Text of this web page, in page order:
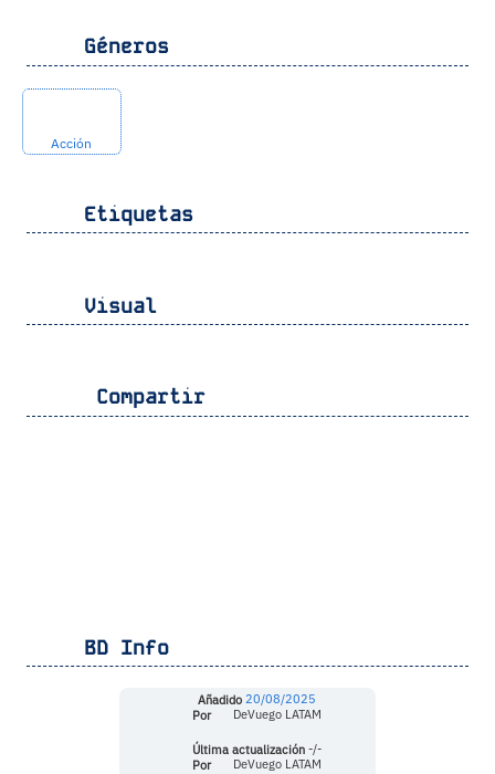
Géneros
Acción
Etiquetas
Visual
Compartir
BD Info
Añadido 20/08/2025
Por
DeVuego LATAM
Última actualización -/-
Por
DeVuego LATAM